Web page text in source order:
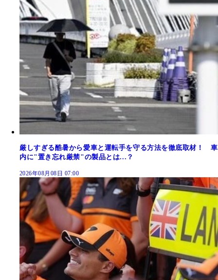
厳しすぎる酷暑から愛車と運転手を守る方法を徹底取材！ 車
内に"置き忘れ厳禁"の製品とは...？
2026年08月08日 07:00